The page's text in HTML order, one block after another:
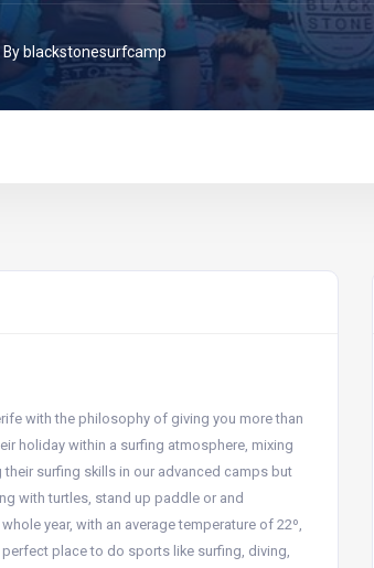
By blackstonesurfcamp
with the philosophy of giving you more than
holiday within a surfing atmosphere, mixing
surfing skills in our advanced camps but
with turtles, stand up paddle or and
year, with an average temperature of 22º,
place to do sports like surfing, diving,